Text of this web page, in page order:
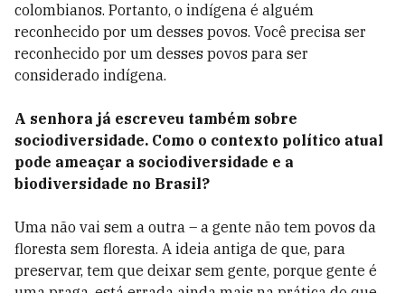
colombianos. Portanto, o indígena é alguém
reconhecido por um desses povos. Você precisa ser
reconhecido por um desses povos para ser
considerado indígena.
A senhora já escreveu também sobre
sociodiversidade. Como o contexto político atual
pode ameaçar a sociodiversidade e a
biodiversidade no Brasil?
Uma não vai sem a outra – a gente não tem povos da
floresta sem floresta. A ideia antiga de que, para
preservar, tem que deixar sem gente, porque gente é